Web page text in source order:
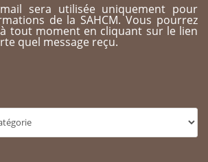
sera utilisée uniquement pour
de la SAHCM. Vous pourrez
tout moment en cliquant sur le lien
quel message reçu.